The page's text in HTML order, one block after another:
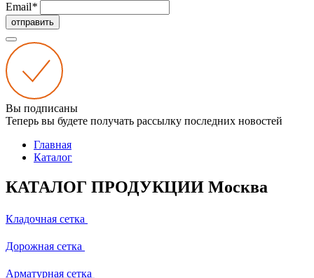
Email*
отправить
Вы подписаны
Теперь вы будете получать рассылку последних новостей
Главная
Каталог
КАТАЛОГ ПРОДУКЦИИ Москва
Кладочная сетка
Дорожная сетка
Арматурная сетка